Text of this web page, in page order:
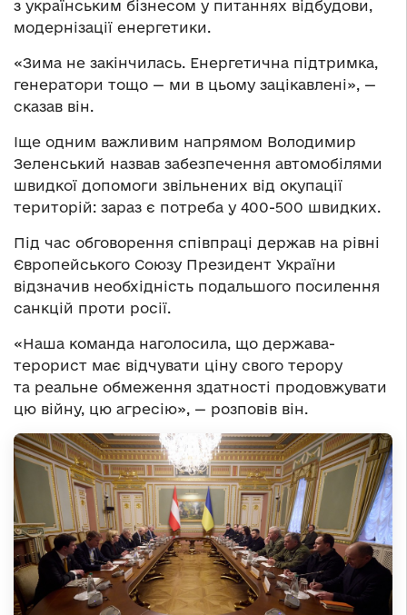
з українським бізнесом у питаннях відбудови,
модернізації енергетики.
«Зима не закінчилась. Енергетична підтримка,
генератори тощо — ми в цьому зацікавлені», —
сказав він.
Іще одним важливим напрямом Володимир
Зеленський назвав забезпечення автомобілями
швидкої допомоги звільнених від окупації
територій: зараз є потреба у 400-500 швидких.
Під час обговорення співпраці держав на рівні
Європейського Союзу Президент України
відзначив необхідність подальшого посилення
санкцій проти росії.
«Наша команда наголосила, що держава-
терорист має відчувати ціну свого терору
та реальне обмеження здатності продовжувати
цю війну, цю агресію», — розповів він.